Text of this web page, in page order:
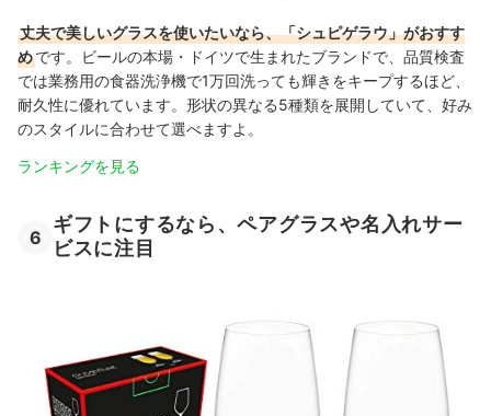
丈夫で美しいグラスを使いたいなら、「シュピゲラウ」がおすす
めです。ビールの本場・ドイツで生まれたブランドで、品質検査
では業務用の食器洗浄機で1万回洗っても輝きをキープするほど、
耐久性に優れています。形状の異なる5種類を展開していて、好み
のスタイルに合わせて選べますよ。
ランキングを見る
6
ギフトにするなら、ペアグラスや名入れサー
ビスに注目